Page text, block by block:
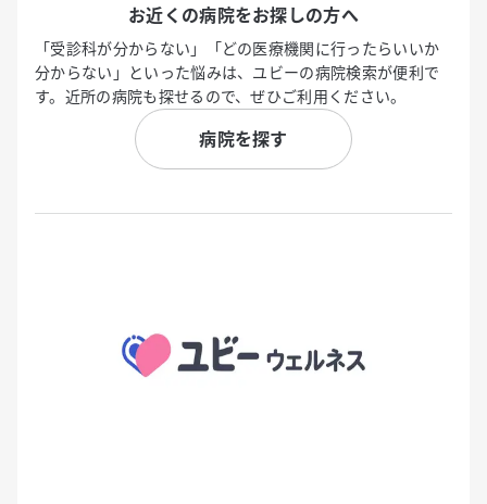
お近くの病院をお探しの方へ
「受診科が分からない」「どの医療機関に行ったらいいか
分からない」といった悩みは、ユビーの病院検索が便利で
す。近所の病院も探せるので、ぜひご利用ください。
病院を探す